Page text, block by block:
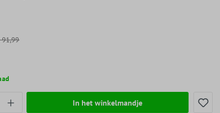
91,99
Voer de gewenste
In het winkelmandje